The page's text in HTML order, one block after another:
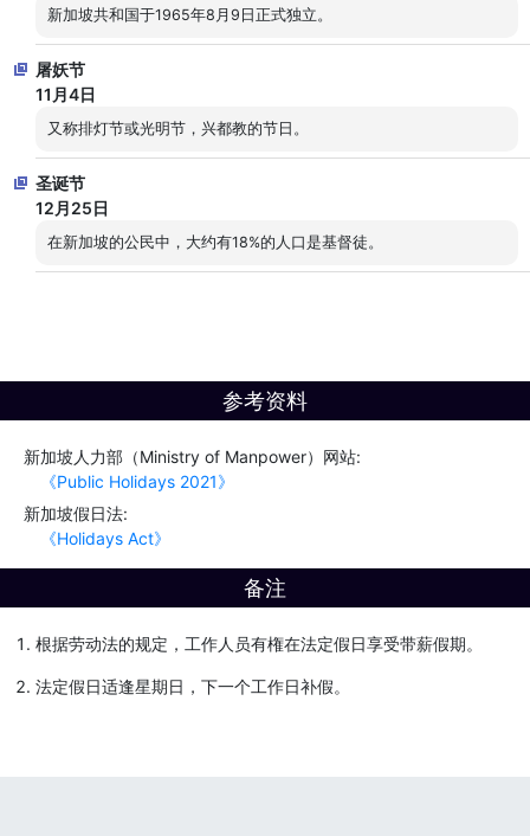
新加坡共和国于1965年8月9日正式独立。
屠妖节
11月4日
又称排灯节或光明节，兴都教的节日。
圣诞节
12月25日
在新加坡的公民中，大约有18%的人口是基督徒。
参考资料
新加坡人力部（Ministry of Manpower）网站:
《Public Holidays 2021》
新加坡假日法:
《Holidays Act》
备注
根据劳动法的规定，工作人员有権在法定假日享受带薪假期。
法定假日适逢星期日，下一个工作日补假。